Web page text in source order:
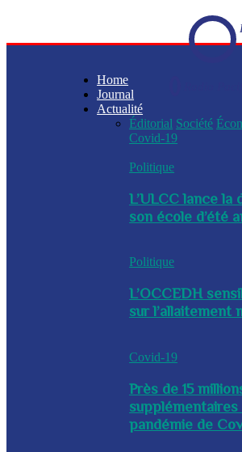
Home
Journal
Actualité
Éditorial Société
Covid-19
Politique
L’ULCC lance la
son école d’été
Politique
L’OCCEDH
sur l’allaitement
Covid-19
Près de 15
supplémentaires
pandémie de